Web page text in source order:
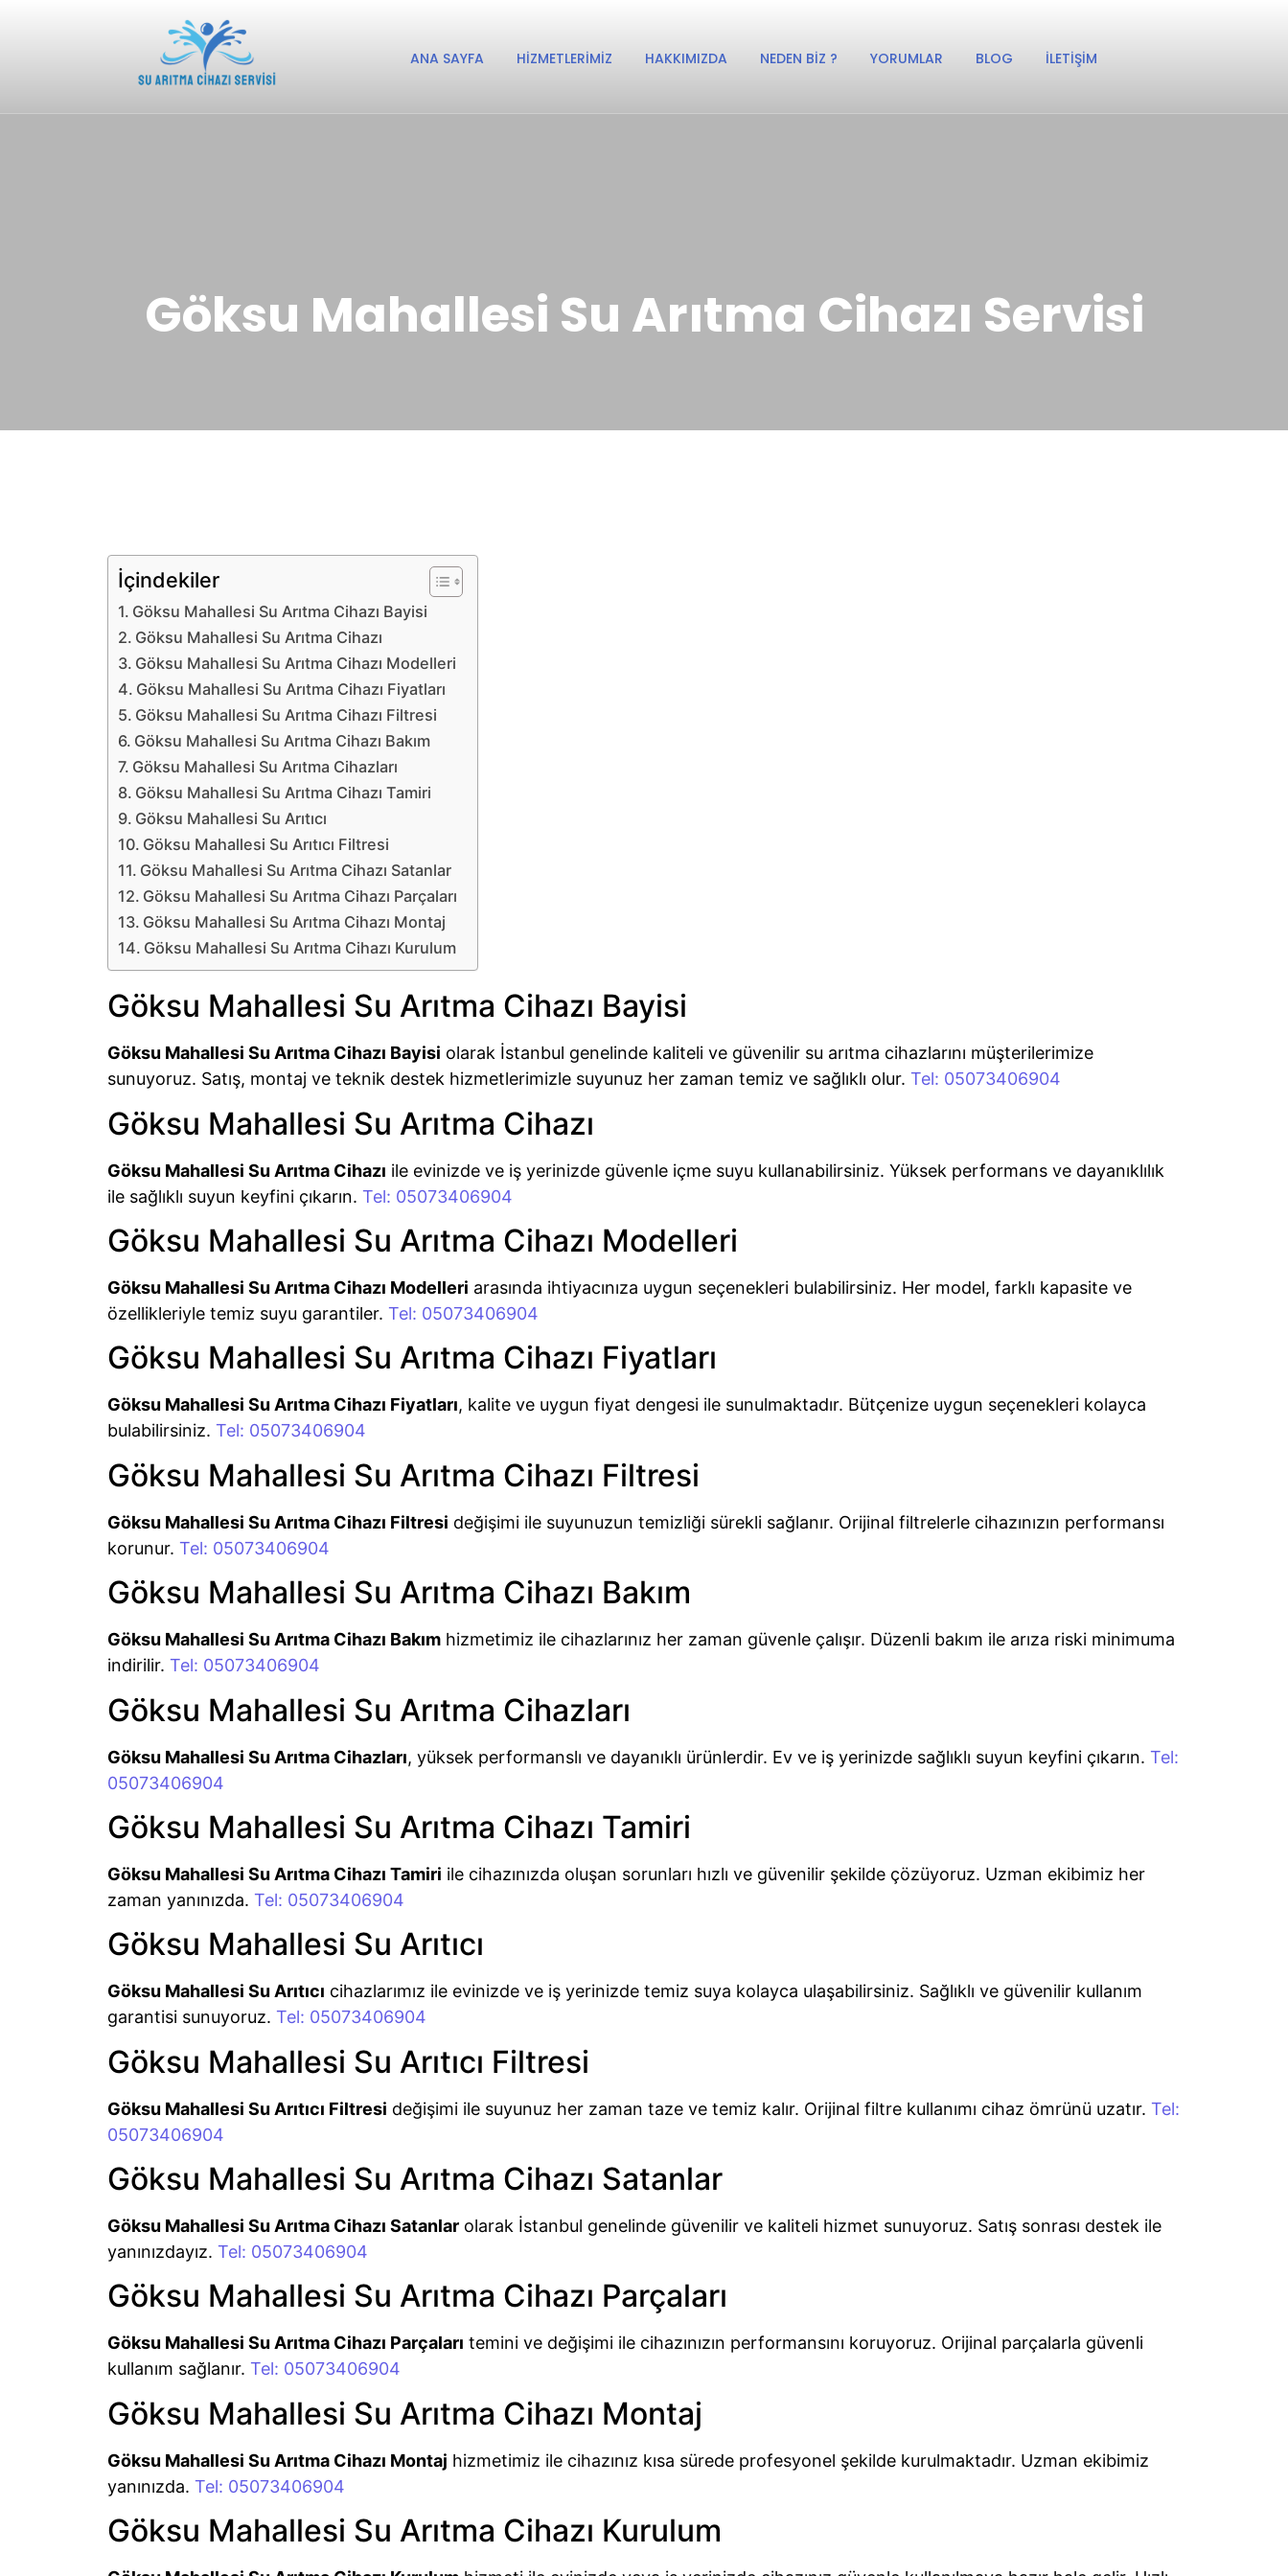
ANA SAYFA HIZMETLERIMIZ HAKKIMIZDA NEDEN BIZ ? YORUMLAR BLOG İLETIŞIM
Göksu Mahallesi Su Arıtma Cihazı Servisi
İçindekiler
Göksu Mahallesi Su Arıtma Cihazı Bayisi
Göksu Mahallesi Su Arıtma Cihazı
Göksu Mahallesi Su Arıtma Cihazı Modelleri
Göksu Mahallesi Su Arıtma Cihazı Fiyatları
Göksu Mahallesi Su Arıtma Cihazı Filtresi
Göksu Mahallesi Su Arıtma Cihazı Bakım
Göksu Mahallesi Su Arıtma Cihazları
Göksu Mahallesi Su Arıtma Cihazı Tamiri
Göksu Mahallesi Su Arıtıcı
Göksu Mahallesi Su Arıtıcı Filtresi
Göksu Mahallesi Su Arıtma Cihazı Satanlar
Göksu Mahallesi Su Arıtma Cihazı Parçaları
Göksu Mahallesi Su Arıtma Cihazı Montaj
Göksu Mahallesi Su Arıtma Cihazı Kurulum
Göksu Mahallesi Su Arıtma Cihazı Bayisi
Göksu Mahallesi Su Arıtma Cihazı Bayisi olarak İstanbul genelinde kaliteli ve güvenilir su arıtma cihazlarını müşterilerimize
sunuyoruz. Satış, montaj ve teknik destek hizmetlerimizle suyunuz her zaman temiz ve sağlıklı olur. Tel: 05073406904
Göksu Mahallesi Su Arıtma Cihazı
Göksu Mahallesi Su Arıtma Cihazı ile evinizde ve iş yerinizde güvenle içme suyu kullanabilirsiniz. Yüksek performans ve dayanıklılık
ile sağlıklı suyun keyfini çıkarın. Tel: 05073406904
Göksu Mahallesi Su Arıtma Cihazı Modelleri
Göksu Mahallesi Su Arıtma Cihazı Modelleri arasında ihtiyacınıza uygun seçenekleri bulabilirsiniz. Her model, farklı kapasite ve
özellikleriyle temiz suyu garantiler. Tel: 05073406904
Göksu Mahallesi Su Arıtma Cihazı Fiyatları
Göksu Mahallesi Su Arıtma Cihazı Fiyatları, kalite ve uygun fiyat dengesi ile sunulmaktadır. Bütçenize uygun seçenekleri kolayca
bulabilirsiniz. Tel: 05073406904
Göksu Mahallesi Su Arıtma Cihazı Filtresi
Göksu Mahallesi Su Arıtma Cihazı Filtresi değişimi ile suyunuzun temizliği sürekli sağlanır. Orijinal filtrelerle cihazınızın performansı
korunur. Tel: 05073406904
Göksu Mahallesi Su Arıtma Cihazı Bakım
Göksu Mahallesi Su Arıtma Cihazı Bakım hizmetimiz ile cihazlarınız her zaman güvenle çalışır. Düzenli bakım ile arıza riski minimuma
indirilir. Tel: 05073406904
Göksu Mahallesi Su Arıtma Cihazları
Göksu Mahallesi Su Arıtma Cihazları, yüksek performanslı ve dayanıklı ürünlerdir. Ev ve iş yerinizde sağlıklı suyun keyfini çıkarın. Tel:
05073406904
Göksu Mahallesi Su Arıtma Cihazı Tamiri
Göksu Mahallesi Su Arıtma Cihazı Tamiri ile cihazınızda oluşan sorunları hızlı ve güvenilir şekilde çözüyoruz. Uzman ekibimiz her
zaman yanınızda. Tel: 05073406904
Göksu Mahallesi Su Arıtıcı
Göksu Mahallesi Su Arıtıcı cihazlarımız ile evinizde ve iş yerinizde temiz suya kolayca ulaşabilirsiniz. Sağlıklı ve güvenilir kullanım
garantisi sunuyoruz. Tel: 05073406904
Göksu Mahallesi Su Arıtıcı Filtresi
Göksu Mahallesi Su Arıtıcı Filtresi değişimi ile suyunuz her zaman taze ve temiz kalır. Orijinal filtre kullanımı cihaz ömrünü uzatır. Tel:
05073406904
Göksu Mahallesi Su Arıtma Cihazı Satanlar
Göksu Mahallesi Su Arıtma Cihazı Satanlar olarak İstanbul genelinde güvenilir ve kaliteli hizmet sunuyoruz. Satış sonrası destek ile
yanınızdayız. Tel: 05073406904
Göksu Mahallesi Su Arıtma Cihazı Parçaları
Göksu Mahallesi Su Arıtma Cihazı Parçaları temini ve değişimi ile cihazınızın performansını koruyoruz. Orijinal parçalarla güvenli
kullanım sağlanır. Tel: 05073406904
Göksu Mahallesi Su Arıtma Cihazı Montaj
Göksu Mahallesi Su Arıtma Cihazı Montaj hizmetimiz ile cihazınız kısa sürede profesyonel şekilde kurulmaktadır. Uzman ekibimiz
yanınızda. Tel: 05073406904
Göksu Mahallesi Su Arıtma Cihazı Kurulum